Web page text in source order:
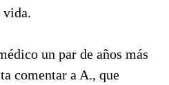
vida.
un par de años más
comentar a A., que